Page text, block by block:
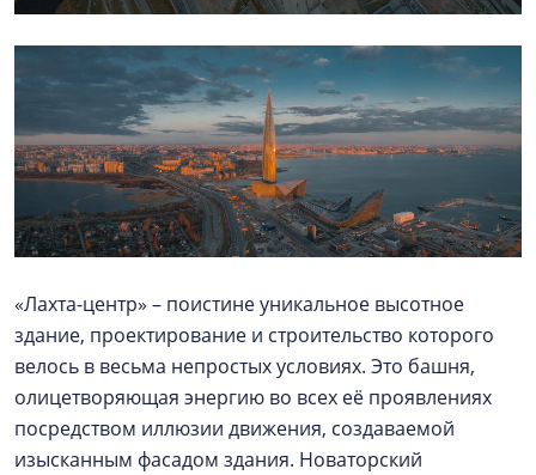
«Лахта-центр» – поистине уникальное высотное
здание, проектирование и строительство которого
велось в весьма непростых условиях. Это башня,
олицетворяющая энергию во всех её проявлениях
посредством иллюзии движения, создаваемой
изысканным фасадом здания. Новаторский